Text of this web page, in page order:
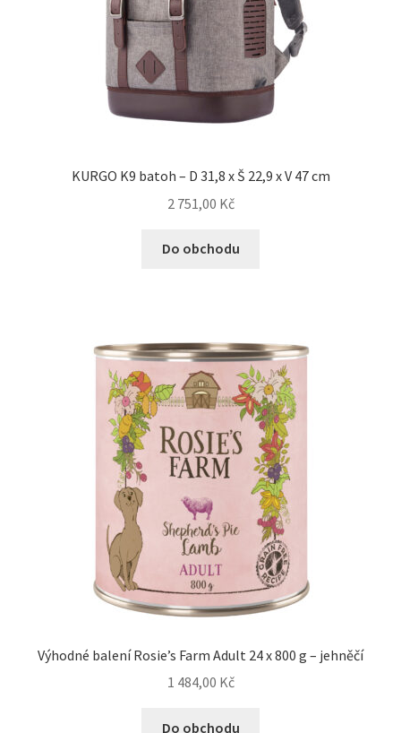
KURGO K9 batoh – D 31,8 x Š 22,9 x V 47 cm
2 751,00 Kč
Do obchodu
Výhodné balení Rosie’s Farm Adult 24 x 800 g – jehněčí
1 484,00 Kč
Do obchodu